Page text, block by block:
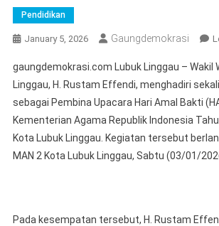
Pendidikan
January 5, 2026 Gaungdemokrasi
gaungdemokrasi.com Lubuk Linggau – Wakil
Linggau, H. Rustam Effendi, menghadiri
sebagai Pembina Upacara Hari Amal Bakti
Kementerian Agama Republik Indonesia
Kota Lubuk Linggau. Kegiatan tersebut
MAN 2 Kota Lubuk Linggau, Sabtu (03/01/
Pada kesempatan tersebut, H. Rustam